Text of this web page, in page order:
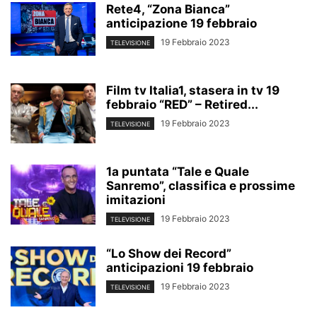
Rete4, “Zona Bianca”
anticipazione 19 febbraio
TELEVISIONE 19 Febbraio 2023
Film tv Italia1, stasera in tv 19
febbraio “RED” – Retired...
TELEVISIONE 19 Febbraio 2023
1a puntata “Tale e Quale
Sanremo”, classifica e prossime
imitazioni
TELEVISIONE 19 Febbraio 2023
“Lo Show dei Record”
anticipazioni 19 febbraio
TELEVISIONE 19 Febbraio 2023